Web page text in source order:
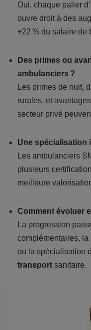
Oui, chaque palier
ouvre droit à des
+22 % du salaire de
Des primes ou
ambulanciers ?
Les primes de nuit,
rurales, et
secteur privé
Une spécialisation
Les ambulanciers
plusieurs
meilleure
Comment évoluer
La progression
complémentaires,
ou la spécialisation
transport sanitaire.